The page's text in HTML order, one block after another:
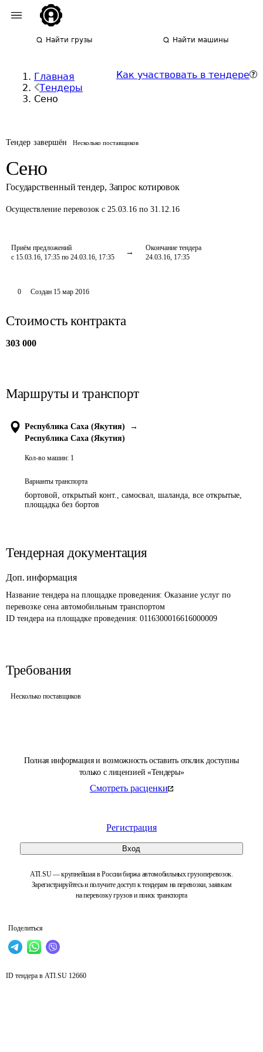
Найти грузы Найти машины
Главная
Тендеры
Сено
Как участвовать в тендере
Тендер завершён Несколько поставщиков
Сено
Государственный тендер, Запрос котировок
Осуществление перевозок с 25.03.16 по 31.12.16
Приём предложений
с 15.03.16, 17:35 по 24.03.16, 17:35
Окончание тендера
24.03.16, 17:35
Полная информация и возможность оставить отклик доступны
только с лицензией «Тендеры»
Смотреть расценки
Регистрация
Вход
ATI.SU — крупнейшая в России биржа автомобильных грузоперевозок.
Зарегистрируйтесь и получите доступ к тендерам на перевозки, заявкам
на перевозку грузов и поиск транспорта
Поделиться
0 Создан 15 мар 2016
Стоимость контракта
303 000
Маршруты и транспорт
Республика Саха (Якутия)
→
Республика Саха (Якутия)
Кол-во машин: 1
Варианты транспорта
бортовой, открытый конт., самосвал, шаланда, все открытые,
площадка без бортов
Тендерная документация
Доп. информация
Название тендера на площадке проведения: Оказание услуг по
перевозке сена автомобильным транспортом
ID тендера на площадке проведения: 0116300016616000009
Требования
Несколько поставщиков
ID тендера в ATI.SU 12660